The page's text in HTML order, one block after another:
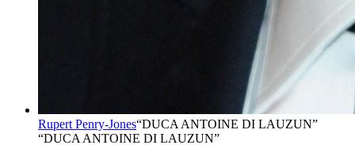
Rupert Penry-Jones“DUCA ANTOINE DI LAUZUN”
“DUCA ANTOINE DI LAUZUN”